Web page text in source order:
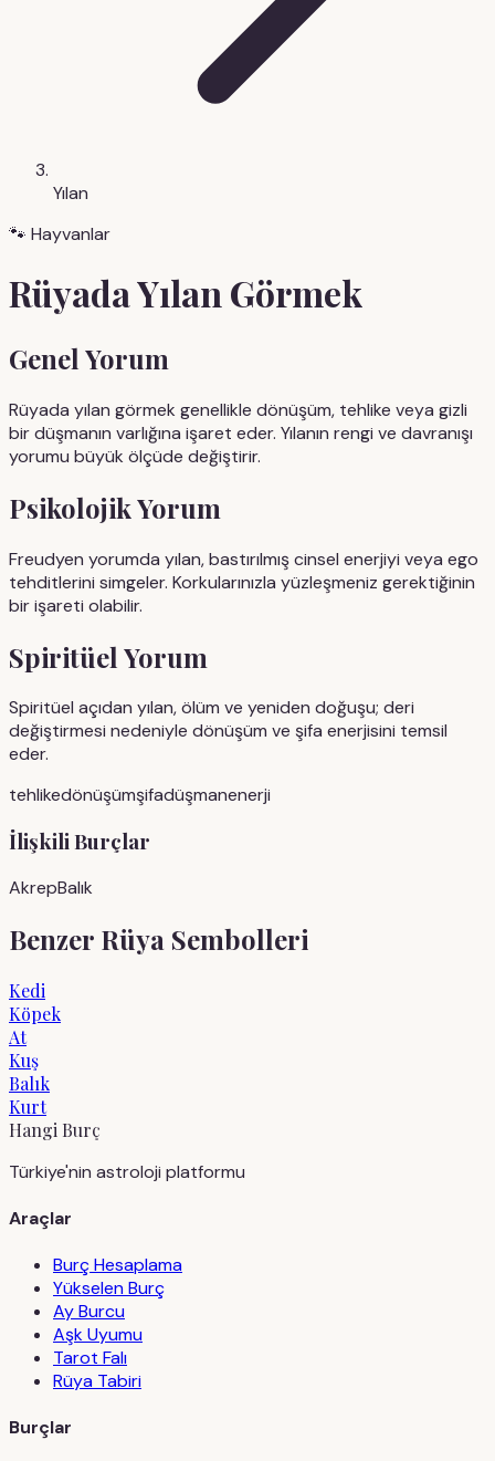
Yılan
🐾 Hayvanlar
RüyadaYılan Görmek
Genel Yorum
Rüyada yılan görmek genellikle dönüşüm, tehlike veya gizli
bir düşmanın varlığına işaret eder. Yılanın rengi ve davranışı
yorumu büyük ölçüde değiştirir.
Psikolojik Yorum
Freudyen yorumda yılan, bastırılmış cinsel enerjiyi veya ego
tehditlerini simgeler. Korkularınızla yüzleşmeniz gerektiğinin
bir işareti olabilir.
Spiritüel Yorum
Spiritüel açıdan yılan, ölüm ve yeniden doğuşu; deri
değiştirmesi nedeniyle dönüşüm ve şifa enerjisini temsil
eder.
tehlikedönüşümşifadüşmanenerji
İlişkili Burçlar
AkrepBalık
Benzer Rüya Sembolleri
Kedi
Köpek
At
Kuş
Balık
Kurt
Hangi Burç
Türkiye'nin astroloji platformu
Araçlar
Burç Hesaplama
Yükselen Burç
Ay Burcu
Aşk Uyumu
Tarot Falı
Rüya Tabiri
Burçlar